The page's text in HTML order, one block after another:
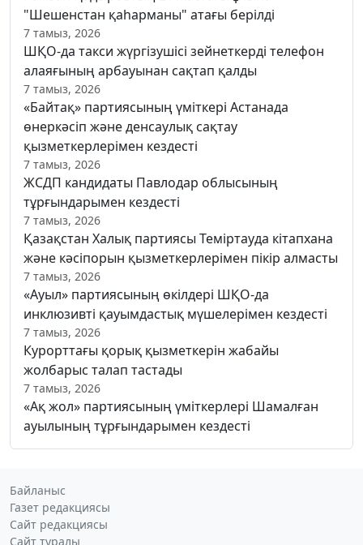
"Шешенстан қаһарманы" атағы берілді
7 тамыз, 2026
ШҚО-да такси жүргізушісі зейнеткерді телефон
алаяғының арбауынан сақтап қалды
7 тамыз, 2026
«Байтақ» партиясының үміткері Астанада
өнеркәсіп және денсаулық сақтау
қызметкерлерімен кездесті
7 тамыз, 2026
ЖСДП кандидаты Павлодар облысының
тұрғындарымен кездесті
7 тамыз, 2026
Қазақстан Халық партиясы Теміртауда кітапхана
және кәсіпорын қызметкерлерімен пікір алмасты
7 тамыз, 2026
«Ауыл» партиясының өкілдері ШҚО-да
инклюзивті қауымдастық мүшелерімен кездесті
7 тамыз, 2026
Курорттағы қорық қызметкерін жабайы
жолбарыс талап тастады
7 тамыз, 2026
«Ақ жол» партиясының үміткерлері Шамалған
ауылының тұрғындарымен кездесті
Байланыс
Газет редакциясы
Сайт редакциясы
Сайт туралы